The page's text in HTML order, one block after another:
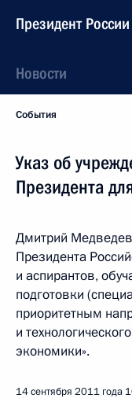
Президент России
Новости
События
Указ об
Президента
Дмитрий Медведев
Президента
и аспирантов,
подготовки
приоритетным
и
экономики».
14 сентября 2011 года